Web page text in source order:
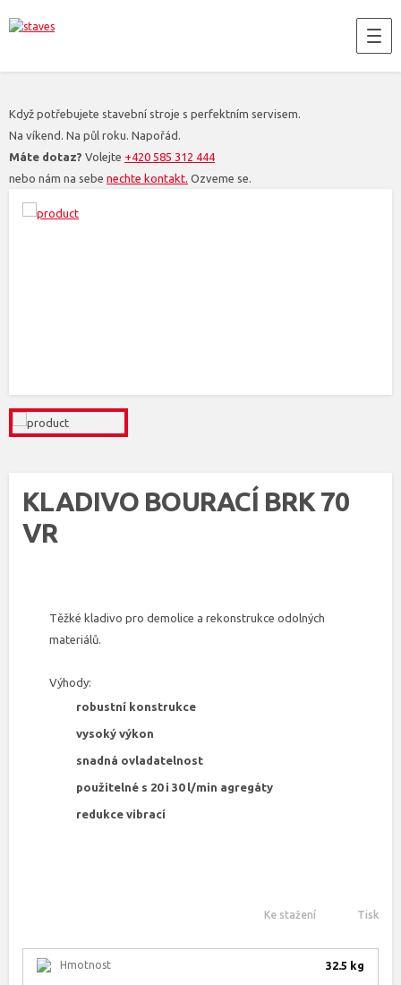
Když potřebujete stavební stroje s perfektním servisem.
Na víkend. Na půl roku. Napořád.
Máte dotaz? Volejte +420 585 312 444
nebo nám na sebe nechte kontakt. Ozveme se.
KLADIVO BOURACÍ BRK 70
VR
Těžké kladivo pro demolice a rekonstrukce odolných
materiálů.
Výhody:
robustní konstrukce
vysoký výkon
snadná ovladatelnost
použitelné s 20 i 30 l/min agregáty
redukce vibrací
Ke stažení Tisk
Hmotnost 32.5 kg